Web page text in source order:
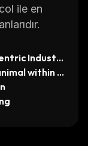
ile en
Industri
within y